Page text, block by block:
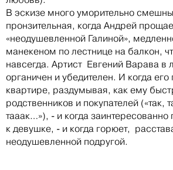
В эскизе много уморительно
пронзительная, когда Андрей
«неодушевленной Галиной»,
манекеном по лестнице на балкон,
навсегда. Артист Евгений Варава в
органичен и убедителен. И когда
квартире, раздумывая, как ему
родственников и покупателей («так,
тааак…»), - и когда
к девушке, - и когда горюет,
неодушевленной подругой.